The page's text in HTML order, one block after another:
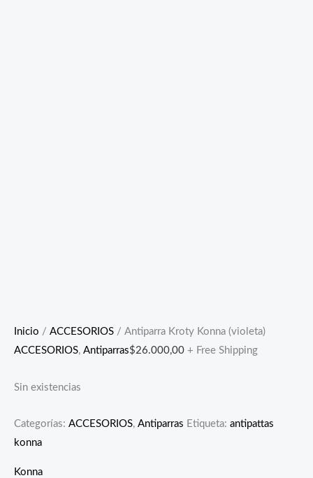
Inicio / ACCESORIOS / Antiparra Kroty Konna (violeta)
ACCESORIOS, Antiparras$26.000,00 + Free Shipping
Sin existencias
Categorías: ACCESORIOS, Antiparras Etiqueta: antipattas
konna
Konna